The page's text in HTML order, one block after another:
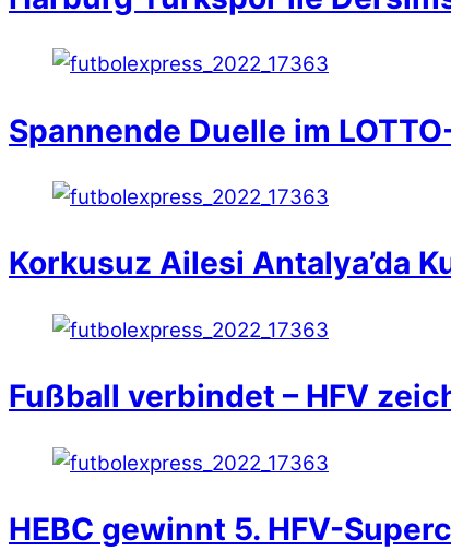
Spannende Duelle im
Korkusuz Ailesi Antalya’da
Fußball verbindet – HFV
HEBC gewinnt 5. HFV-